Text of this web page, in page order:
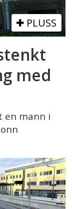
PLUSS
med
en mann i